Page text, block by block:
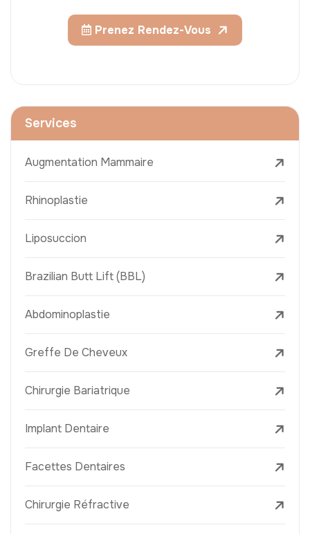
Prenez Rendez-Vous
Services
Augmentation Mammaire
Rhinoplastie
Liposuccion
Brazilian Butt Lift (BBL)
Abdominoplastie
Greffe De Cheveux
Chirurgie Bariatrique
Implant Dentaire
Facettes Dentaires
Chirurgie Réfractive